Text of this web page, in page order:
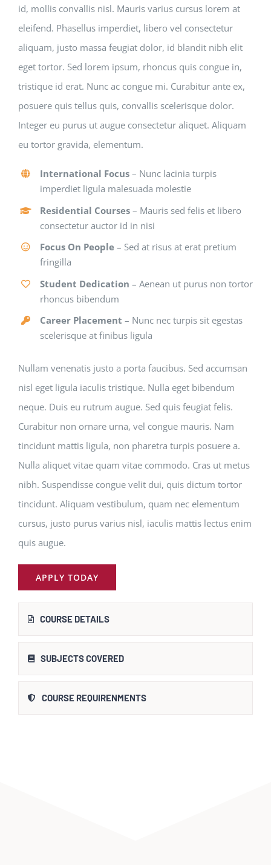
id, mollis convallis nisl. Mauris varius cursus lorem at
eleifend. Phasellus imperdiet, libero vel consectetur
aliquam, justo massa feugiat dolor, id blandit nibh elit
eget tortor. Sed lorem ipsum, rhoncus quis congue in,
tristique id erat. Nunc ac congue mi. Curabitur ante ex,
posuere quis tellus quis, convallis scelerisque dolor.
Integer eu purus ut augue consectetur aliquet. Aliquam
eu tortor gravida, elementum.
International Focus – Nunc lacinia turpis
imperdiet ligula malesuada molestie
Residential Courses – Mauris sed felis et libero
consectetur auctor id in nisi
Focus On People – Sed at risus at erat pretium
fringilla
Student Dedication – Aenean ut purus non tortor
rhoncus bibendum
Career Placement – Nunc nec turpis sit egestas
scelerisque at finibus ligula
Nullam venenatis justo a porta faucibus. Sed accumsan
nisl eget ligula iaculis tristique. Nulla eget bibendum
neque. Duis eu rutrum augue. Sed quis feugiat felis.
Curabitur non ornare urna, vel congue mauris. Nam
tincidunt mattis ligula, non pharetra turpis posuere a.
Nulla aliquet vitae quam vitae commodo. Cras ut metus
nibh. Suspendisse congue velit dui, quis dictum tortor
tincidunt. Aliquam vestibulum, quam nec elementum
cursus, justo purus varius nisl, iaculis mattis lectus enim
quis augue.
APPLY TODAY
COURSE DETAILS
SUBJECTS COVERED
COURSE REQUIRENMENTS